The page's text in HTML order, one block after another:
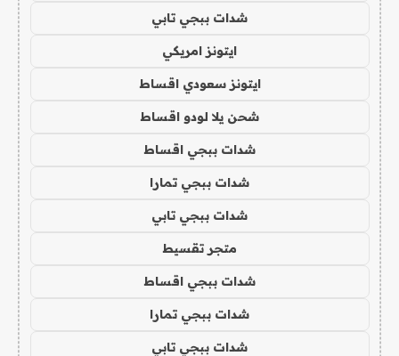
شدات ببجي تابي
ايتونز امريكي
ايتونز سعودي اقساط
شحن يلا لودو اقساط
شدات ببجي اقساط
شدات ببجي تمارا
شدات ببجي تابي
متجر تقسيط
شدات ببجي اقساط
شدات ببجي تمارا
شدات ببجي تابي